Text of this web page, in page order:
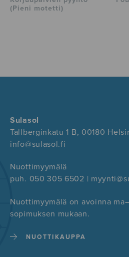
(Pieni motetti)
Sulasol
Tallberginkatu 1 B, 00180
info@sulasol.fi
Nuottimyymälä
puh. 050 305 6502 |
Nuottimyymälä on avoinna
sopimuksen mukaan.
NUOTTIKAUPPA